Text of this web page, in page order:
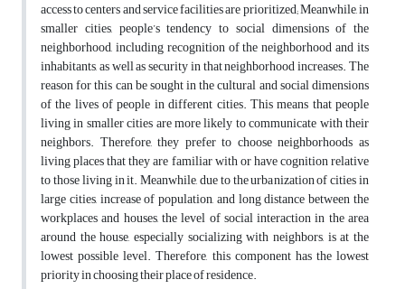
access to centers and service facilities are prioritized; Meanwhile, in
smaller cities, people’s tendency to social dimensions of the
neighborhood, including recognition of the neighborhood and its
inhabitants, as well as security in that neighborhood increases. The
reason for this can be sought in the cultural and social dimensions
of the lives of people in different cities. This means that people
living in smaller cities are more likely to communicate with their
neighbors. Therefore, they prefer to choose neighborhoods as
living places that they are familiar with or have cognition relative
to those living in it. Meanwhile, due to the urbanization of cities in
large cities, increase of population, and long distance between the
workplaces and houses, the level of social interaction in the area
around the house, especially socializing with neighbors, is at the
lowest possible level. Therefore, this component has the lowest
priority in choosing their place of residence.